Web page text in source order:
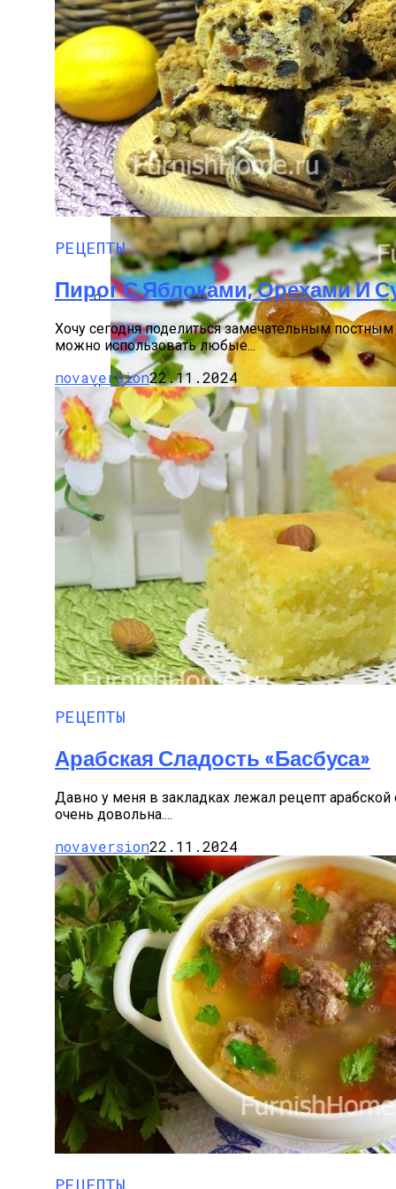
Какие Растения Сажать Для Удачи,
17 Вещей, Которых У Тебя Не Должно
Невинные Привычки, Которые Выдают
Хребты Лосося В Томатном Кляре
Пирожки С Мясом «Поросята»
РЕЦЕПТЫ
Пирог С Яблоками, Орехами И
Хочу сегодня поделиться замечательным
можно использовать любые...
novaversion22.11.2024
РЕЦЕПТЫ
Арабская Сладость «Басбуса»
Давно у меня в закладках лежал рецепт арабской
очень довольна....
novaversion22.11.2024
РЕЦЕПТЫ